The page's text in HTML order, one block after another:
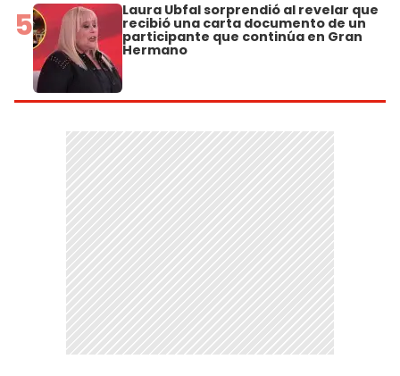
5 Laura Ubfal sorprendió al revelar que
recibió una carta documento de un
participante que continúa en Gran
Hermano